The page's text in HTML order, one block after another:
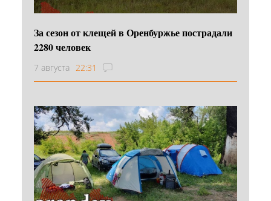
За сезон от клещей в Оренбуржье пострадали
2280 человек
7 августа 22:31